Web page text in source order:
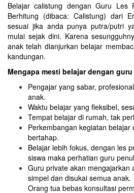
Belajar calistung dengan Guru Les
Berhitung (dibaca: Calistung) dari
sesuai jika anda punya putra/putri
mulai sejak dini. Karena
anak telah dianjurkan belajar
kandungan.
Mengapa mesti belajar dengan
Pengajar yang sabar,
anak.
Waktu belajar yang fleksibel,
Tempat belajar di rumah, tak
Perkembangan kegiatan
bertahap.
Belajar lebih fokus, dengan les
siswa maka perhatian guru
Guru private akan mengajarkan
simpel dan disukai semua anak.
Orang tua bebas konsultasi